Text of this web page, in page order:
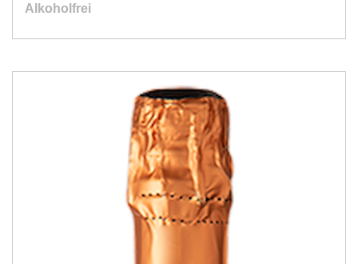
Alkoholfrei